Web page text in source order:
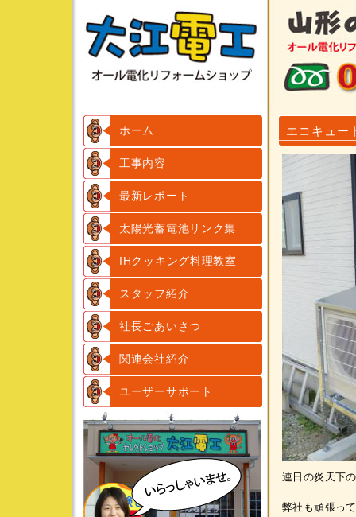
ホーム
工事内容
最新レポート
太陽光蓄電池リンク集
IHクッキング料理教室
スタッフ紹介
社長ごあいさつ
関連会社紹介
ユーザーサポート
エコキュー
連日の炎天下
弊社も頑張っ